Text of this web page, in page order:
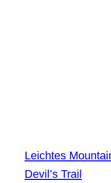
Leichtes
Devil’s Trail